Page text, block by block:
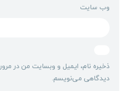
وب‌ سایت
ذخیره نام، ایمیل و وبسایت من در
دیدگاهی می‌نویسم.